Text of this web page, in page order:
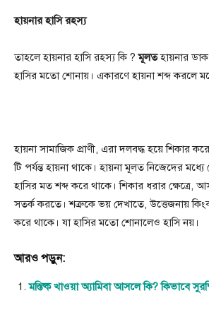
হায়নার হাসি রহস্য
তাহলে হায়নার হাসি রহস্য কি ?মূলতহায়নার
হাসির মতো শোনায়। একারণে হায়না শব্দ করলে
হায়না সামাজিক প্রাণী, এরা দলবদ্ধ হয়ে শিকার
টি পর্যন্ত হায়না থাকে। হায়না মূলত নিজেদের
হাসির মত শব্দ করে থাকে। শিকার ধরার ক্ষেত্রে,
সতর্ক করতে। শত্রুকে ভয় দেখাতে, উত্তেজনায়
করে থাকে। যা হাসির মতো শোনালেও হাসি নয়।
আরও পড়ুন:
মস্তিষ্ক খাওয়া অ্যামিবা আসলে কি? কিভাবে